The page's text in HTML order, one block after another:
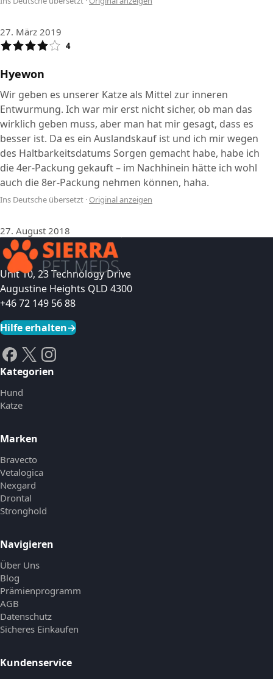
27. März 2019
4
Hyewon
Wir geben es unserer Katze als Mittel zur inneren
Entwurmung. Ich war mir erst nicht sicher, ob man das
wirklich geben muss, aber man hat mir gesagt, dass es
besser ist. Da es ein Auslandskauf ist und ich mir wegen
des Haltbarkeitsdatums Sorgen gemacht habe, habe ich
die 4er-Packung gekauft – im Nachhinein hätte ich wohl
auch die 8er-Packung nehmen können, haha.
Ins Deutsche übersetzt · Original anzeigen
27. August 2018
Unit 10, 23 Technology Drive
Augustine Heights QLD 4300
+46 72 149 56 88
Hilfe erhalten→
Kategorien
Hund
Katze
Marken
Bravecto
Vetalogica
Nexgard
Drontal
Stronghold
Navigieren
Über Uns
Blog
Prämienprogramm
AGB
Datenschutz
Sicheres Einkaufen
Kundenservice